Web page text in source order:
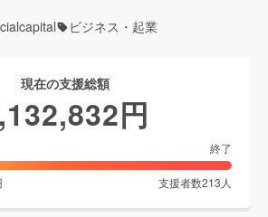
ビジネス・起業
現在の支援総額
円
終了
支援者数213 人